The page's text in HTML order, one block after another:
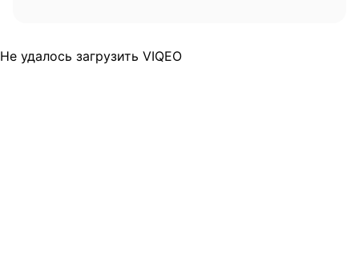
Не удалось загрузить VIQEO